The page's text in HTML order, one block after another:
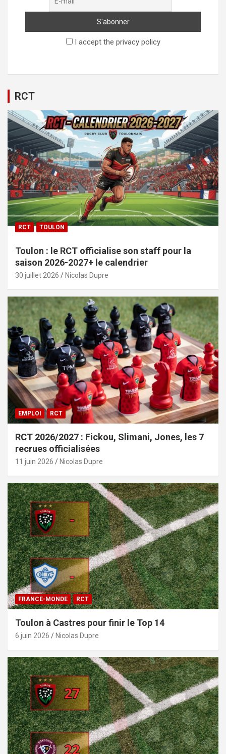
I accept the privacy policy
RCT
RCT TOULON
Toulon : le RCT officialise son staff pour la
saison 2026-2027+ le calendrier
30 juillet 2026 Nicolas Dupre
EMPLOI RCT
RCT 2026/2027 : Fickou, Slimani, Jones, les 7
recrues officialisées
11 juin 2026 Nicolas Dupre
FRANCE-MONDE RCT
Toulon à Castres pour finir le Top 14
6 juin 2026 Nicolas Dupre